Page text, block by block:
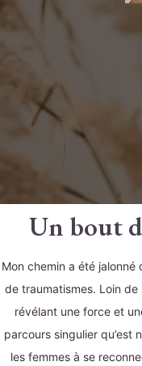
Un bout
Mon chemin a été jalonné
de traumatismes. Loin de
révélant une force et
parcours singulier qu’est
les femmes à se